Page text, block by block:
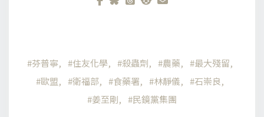
芬普寧 住友化學 殺蟲劑 農藥
最大殘留
歐盟
衛福部 食藥署 林靜儀
石崇良
姜至剛
民鏡黨集團